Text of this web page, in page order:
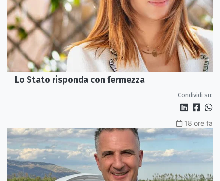
Lo Stato risponda con fermezza
Condividi su:
18 ore fa